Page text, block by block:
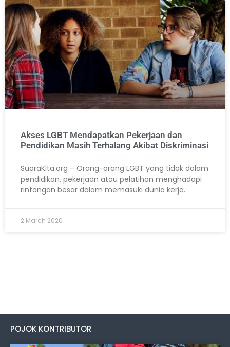
Akses LGBT Mendapatkan Pekerjaan dan
Pendidikan Masih Terhalang Akibat Diskriminasi
SuaraKita.org – Orang-orang LGBT yang tidak dalam
pendidikan, pekerjaan atau pelatihan menghadapi
rintangan besar dalam memasuki dunia kerja.
2 March 2020
POJOK KONTRIBUTOR